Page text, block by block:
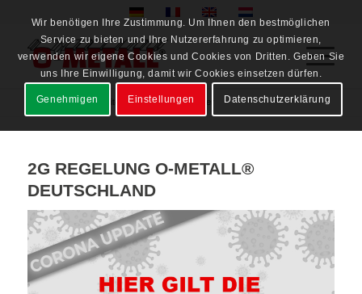
Startseite / Neuigkeiten / / 2021 / November
2G REGELUNG O-METALL®
DEUTSCHLAND
Wir benötigen Ihre Zustimmung. Um Ihnen den bestmöglichen
Service zu bieten und Ihre Nutzererfahrung zu optimieren,
verwenden wir eigene Cookies und Cookies von Dritten. Geben Sie
uns Ihre Einwilligung, damit wir Cookies einsetzen dürfen.
Genehmigen Einstellungen Datenschutzerklärung